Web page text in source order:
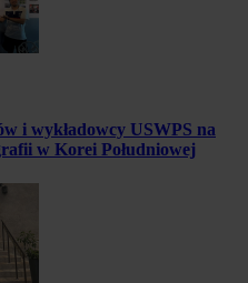
i wykładowcy USWPS na
w Korei Południowej